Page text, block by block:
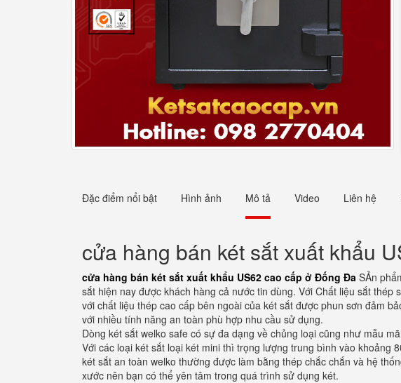
Đặc điểm nổi bật Hình ảnh Mô tả Video Liên hệ
cửa hàng bán két sắt xuất khẩu
cửa hàng bán két sắt xuất khẩu US62 cao cấp ở Đống Đa SẢn
sắt hiện nay được khách hàng cả nước tin dùng. Với Chất liệu sắt
với chất liệu thép cao cấp bên ngoài của két sắt được phun sơn đảm
với nhiều tính năng an toàn phù hợp nhu cầu sử dụng.
Dòng két sắt welko safe có sự đa dạng về chủng loại cũng như mẫu
Với các loại két sắt loại két mini thì trọng lượng trung bình vào khoảng
két sắt an toàn welko thường được làm bằng thép chắc chắn và hệ
xước nên bạn có thể yên tâm trong quá trình sử dụng két.